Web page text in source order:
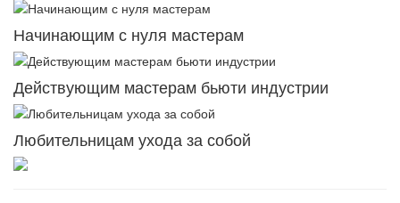
Начинающим с нуля мастерам
Действующим мастерам бьюти индустрии
Любительницам ухода за собой